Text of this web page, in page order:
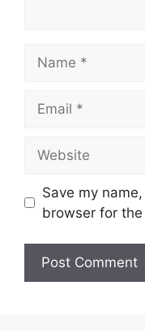
Save my
browser for